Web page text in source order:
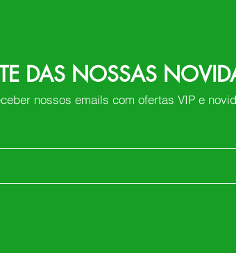
DAS NOSSAS
nossos emails com ofertas VIP e